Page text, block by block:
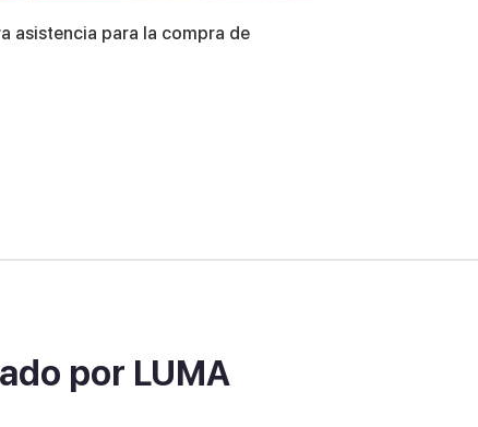
asistencia para la compra de
por LUMA